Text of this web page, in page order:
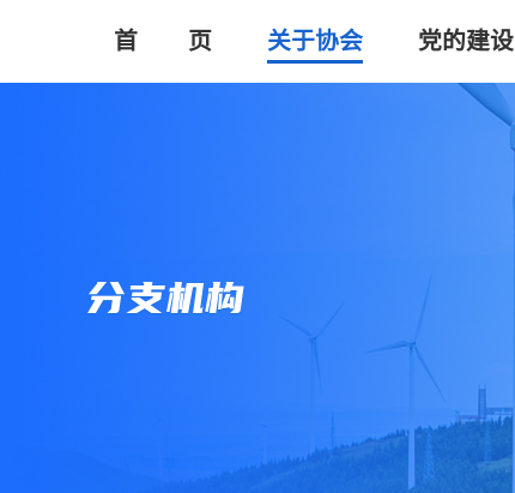
首       页 关于协会 党的建设
分支机构